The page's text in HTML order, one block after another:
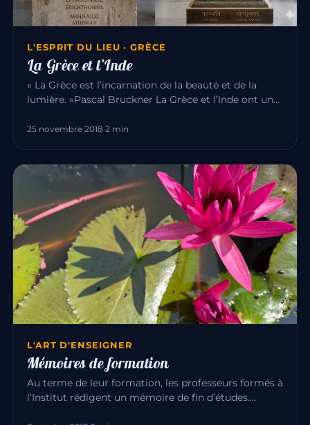
L'ESPRIT DU LIEU · GRÈCE
La Grèce et l’Inde
« La Grèce est l’incarnation de la beauté et de la
lumière. »Pascal Bruckner La Grèce et l’Inde ont une
25 novembre 2018·2 min
L'ART D'ENSEIGNER
Mémoires de formation
Au terme de leur formation, les professeurs formés à
l’Institut rédigent un mémoire de fin d’études.